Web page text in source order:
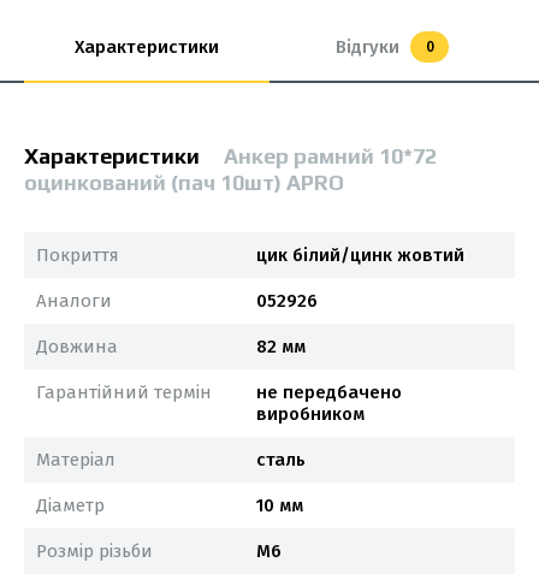
Характеристики Відгуки 0
Характеристики
Анкер рамний 10*72
оцинкований (пач 10шт) APRO
Покриття цик білий/цинк жовтий
Аналоги 052926
Довжина 82 мм
Гарантійний термін
не передбачено
виробником
Матеріал сталь
Діаметр 10 мм
Розмір різьби М6